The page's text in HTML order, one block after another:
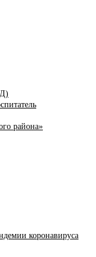
района»
коронавируса